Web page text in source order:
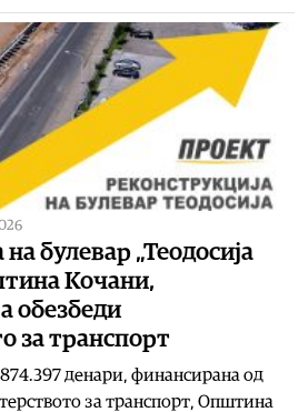
булевар „Теодосија
Кочани,
обезбеди
за транспорт
денари, финансирана од
за транспорт, Општина